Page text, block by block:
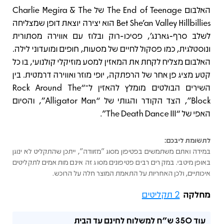
תיאור
האלבום The End of Teenage של Charlie Megira & The
Bet She'an Valley Hillbillies הוא יצירה יוצאת דופן שמצליחה
לשלב סרף‑גארנג’, פסיכו‑רוק ובלוז עם אווירה מסתורית
ונוסטלגית, כמו פסקול לחיים של מסעות, חופים ומועדוני לילה.
האלבום מצליח לקחת את המאזין למסע מוזיקלי קולנועי, בו כל
קטע מציג פן אחר של הרפתקה, יופי מוזר ואווירה דרמטית. בין
השירים הבולטים מומלץ להאזין ל־“Rock Around The
Block”, הצד הקודר והגותי של “Alligator Man”, והסיום
האפי של “The Death Dance III”.
לתשומת ליבכם:
במידה ואתם משתמשים בפטיפון מסוג "מזוודה", ייתכן שהתקליט לא ינוגן
באופן מיטבי. במקרים רבים פטיפונים מסוג זה אינם מותאמים לתקליטים
איכותיים, ולכן האחריות על התאמת המוצר חלה על הרוכש.
מחלקה 2 תקליטים
עוד350 ש"ח למשלוח לחינם עד הבית